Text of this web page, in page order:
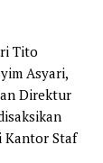
Tito
Asyari,
Direktur
Kantor Staf